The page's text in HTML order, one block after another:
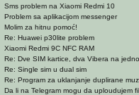
Sms problem na Xiaomi Redmi 10
Problem sa aplikacijom messenger
Molim za hitnu pomoć!
Re: Huawei p30lite problem
Xiaomi Redmi 9C NFC RAM
Re: Dve SIM kartice, dva Vibera na
Re: Single sim u dual sim
Re: Program za uklanjanje duplirane
Da li na Telegram mogu da uploudujem